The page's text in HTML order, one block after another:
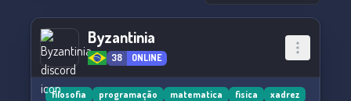
Byzantinia
38 ONLINE
filosofia programação matematica fisica xadrez